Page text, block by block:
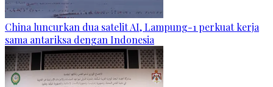
China luncurkan dua satelit AI, Lampung-1 perkuat kerja
sama antariksa dengan Indonesia